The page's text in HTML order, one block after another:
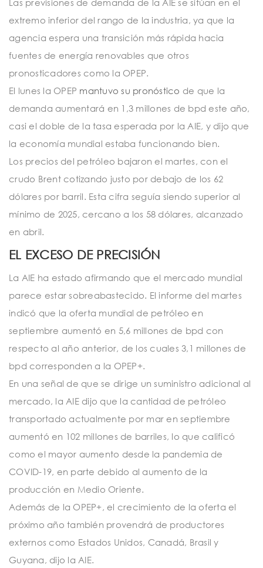
Las previsiones de demanda de la AIE se sitúan en el
extremo inferior del rango de la industria, ya que la
agencia espera una transición más rápida hacia
fuentes de energía renovables que otros
pronosticadores como la OPEP.
El lunes la OPEP mantuvo su pronóstico de que la
demanda aumentará en 1,3 millones de bpd este año,
casi el doble de la tasa esperada por la AIE, y dijo que
la economía mundial estaba funcionando bien.
Los precios del petróleo bajaron el martes, con el
crudo Brent cotizando justo por debajo de los 62
dólares por barril. Esta cifra seguía siendo superior al
mínimo de 2025, cercano a los 58 dólares, alcanzado
en abril.
EL EXCESO DE PRECISIÓN
La AIE ha estado afirmando que el mercado mundial
parece estar sobreabastecido. El informe del martes
indicó que la oferta mundial de petróleo en
septiembre aumentó en 5,6 millones de bpd con
respecto al año anterior, de los cuales 3,1 millones de
bpd corresponden a la OPEP+.
En una señal de que se dirige un suministro adicional al
mercado, la AIE dijo que la cantidad de petróleo
transportado actualmente por mar en septiembre
aumentó en 102 millones de barriles, lo que calificó
como el mayor aumento desde la pandemia de
COVID-19, en parte debido al aumento de la
producción en Medio Oriente.
Además de la OPEP+, el crecimiento de la oferta el
próximo año también provendrá de productores
externos como Estados Unidos, Canadá, Brasil y
Guyana, dijo la AIE.